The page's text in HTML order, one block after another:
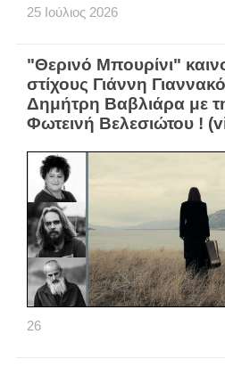
25 Ιούλιος 2026
"Θερινό Μπουρίνι"
στίχους Γιάννη
Δημήτρη Βαβλιάρα με
Φωτεινή Βελεσιώτου !
26